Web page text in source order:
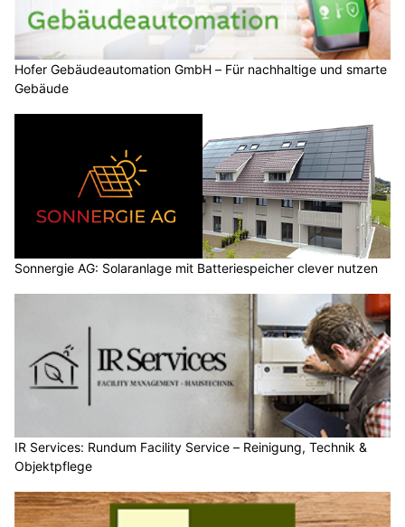
Hofer Gebäudeautomation GmbH – Für nachhaltige und smarte
Gebäude
Sonnergie AG: Solaranlage mit Batteriespeicher clever nutzen
IR Services: Rundum Facility Service – Reinigung, Technik &
Objektpflege